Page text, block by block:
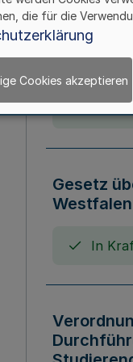
Gesetz
In
die für die
Cookies akzeptieren